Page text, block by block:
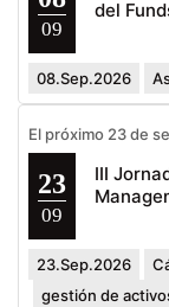
09
del
08.Sep.2026
El próximo 23 de
23
09
III
23.Sep.2026
gestión de